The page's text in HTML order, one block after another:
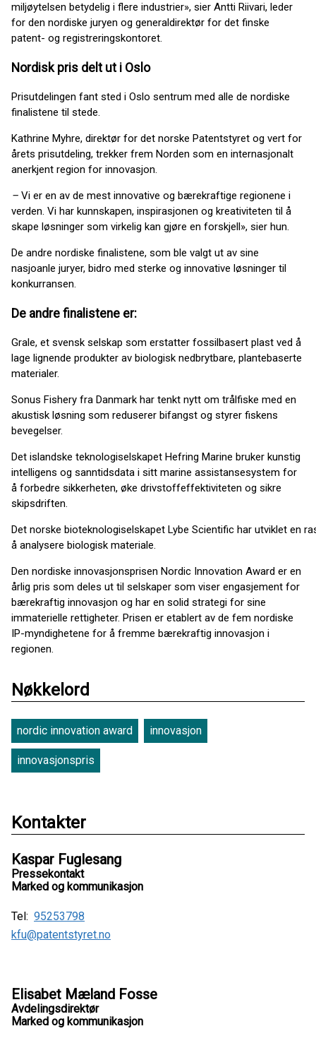
miljøytelsen betydelig i flere industrier», sier Antti Riivari, leder
for den nordiske juryen og generaldirektør for det finske
patent- og registreringskontoret.
Nordisk pris delt ut i Oslo
Prisutdelingen fant sted i Oslo sentrum med alle de nordiske
finalistene til stede.
Kathrine Myhre, direktør for det norske Patentstyret og vert for
årets prisutdeling, trekker frem Norden som en internasjonalt
anerkjent region for innovasjon.
– Vi er en av de mest innovative og bærekraftige regionene i
verden. Vi har kunnskapen, inspirasjonen og kreativiteten til å
skape løsninger som virkelig kan gjøre en forskjell», sier hun.
De andre nordiske finalistene, som ble valgt ut av sine
nasjoanle juryer, bidro med sterke og innovative løsninger til
konkurransen.
De andre finalistene er:
Grale, et svensk selskap som erstatter fossilbasert plast ved å
lage lignende produkter av biologisk nedbrytbare, plantebaserte
materialer.
Sonus Fishery fra Danmark har tenkt nytt om trålfiske med en
akustisk løsning som reduserer bifangst og styrer fiskens
bevegelser.
Det islandske teknologiselskapet Hefring Marine bruker kunstig
intelligens og sanntidsdata i sitt marine assistansesystem for
å forbedre sikkerheten, øke drivstoffeffektiviteten og sikre
skipsdriften.
Det norske bioteknologiselskapet Lybe Scientific har utviklet en
å analysere biologisk materiale.
Den nordiske innovasjonsprisen Nordic Innovation Award er en
årlig pris som deles ut til selskaper som viser engasjement for
bærekraftig innovasjon og har en solid strategi for sine
immaterielle rettigheter. Prisen er etablert av de fem nordiske
IP-myndighetene for å fremme bærekraftig innovasjon i
regionen.
Nøkkelord
nordic innovation award innovasjon
innovasjonspris
Kontakter
Kaspar Fuglesang
Pressekontakt
Marked og kommunikasjon
Tel: 95253798
kfu@patentstyret.no
Elisabet Mæland Fosse
Avdelingsdirektør
Marked og kommunikasjon